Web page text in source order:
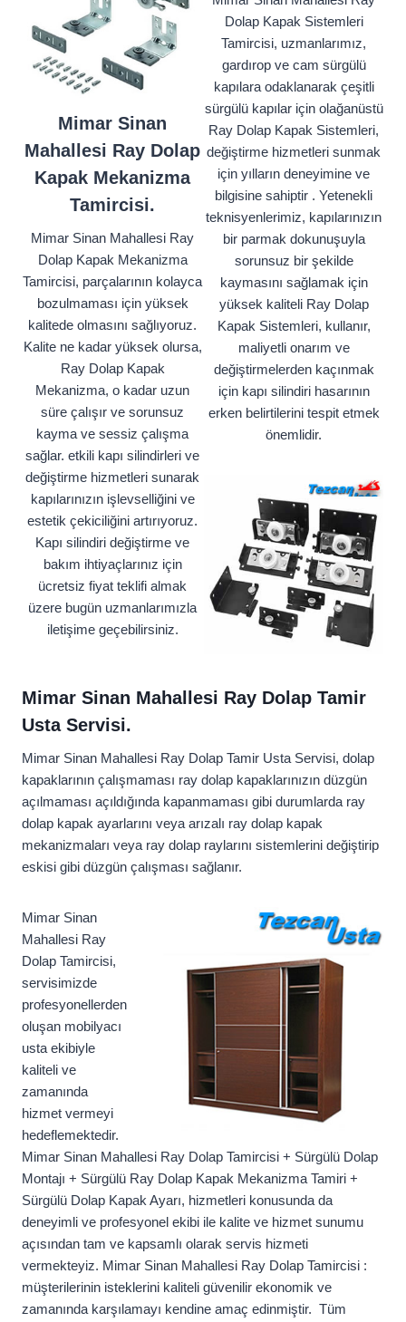
Mimar Sinan
Mahallesi Ray Dolap
Kapak Mekanizma
Tamircisi.
Mimar Sinan Mahallesi Ray
Dolap Kapak Mekanizma
Tamircisi, parçalarının kolayca
bozulmaması için yüksek
kalitede olmasını sağlıyoruz.
Kalite ne kadar yüksek olursa,
Ray Dolap Kapak
Mekanizma, o kadar uzun
süre çalışır ve sorunsuz
kayma ve sessiz çalışma
sağlar. etkili kapı silindirleri ve
değiştirme hizmetleri sunarak
kapılarınızın işlevselliğini ve
estetik çekiciliğini artırıyoruz.
Kapı silindiri değiştirme ve
bakım ihtiyaçlarınız için
ücretsiz fiyat teklifi almak
üzere bugün uzmanlarımızla
iletişime geçebilirsiniz.
Dolap Kapak Sistemleri
Tamircisi, uzmanlarımız,
gardırop ve cam sürgülü
kapılara odaklanarak çeşitli
sürgülü kapılar için olağanüstü
Ray Dolap Kapak Sistemleri,
değiştirme hizmetleri sunmak
için yılların deneyimine ve
bilgisine sahiptir . Yetenekli
teknisyenlerimiz, kapılarınızın
bir parmak dokunuşuyla
sorunsuz bir şekilde
kaymasını sağlamak için
yüksek kaliteli Ray Dolap
Kapak Sistemleri, kullanır,
maliyetli onarım ve
değiştirmelerden kaçınmak
için kapı silindiri hasarının
erken belirtilerini tespit etmek
önemlidir.
Mimar Sinan Mahallesi Ray Dolap Tamir
Usta Servisi.
Mimar Sinan Mahallesi Ray Dolap Tamir Usta Servisi, dolap
kapaklarının çalışmaması ray dolap kapaklarınızın düzgün
açılmaması açıldığında kapanmaması gibi durumlarda ray
dolap kapak ayarlarını veya arızalı ray dolap kapak
mekanizmaları veya ray dolap raylarını sistemlerini değiştirip
eskisi gibi düzgün çalışması sağlanır.
Mimar Sinan
Mahallesi Ray
Dolap Tamircisi,
servisimizde
profesyonellerden
oluşan mobilyacı
usta ekibiyle
kaliteli ve
zamanında
hizmet vermeyi
hedeflemektedir.
Mimar Sinan Mahallesi Ray Dolap Tamircisi + Sürgülü Dolap
Montajı + Sürgülü Ray Dolap Kapak Mekanizma Tamiri +
Sürgülü Dolap Kapak Ayarı, hizmetleri konusunda da
deneyimli ve profesyonel ekibi ile kalite ve hizmet sunumu
açısından tam ve kapsamlı olarak servis hizmeti
vermekteyiz. Mimar Sinan Mahallesi Ray Dolap Tamircisi :
müşterilerinin isteklerini kaliteli güvenilir ekonomik ve
zamanında karşılamayı kendine amaç edinmiştir. Tüm